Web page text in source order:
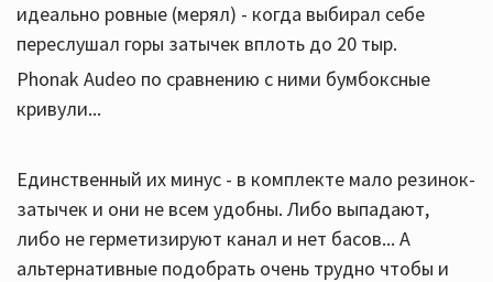
идеально ровные (мерял) - когда выбирал себе
переслушал горы затычек вплоть до 20 тыр.
Phonak Audeo по сравнению с ними бумбоксные
кривули...
Единственный их минус - в комплекте мало резинок-
затычек и они не всем удобны. Либо выпадают,
либо не герметизируют канал и нет басов... А
альтернативные подобрать очень трудно чтобы и